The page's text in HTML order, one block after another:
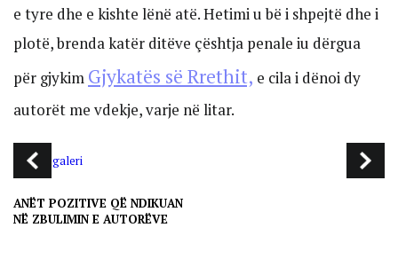
e tyre dhe e kishte lënë atë. Hetimi u bë i shpejtë dhe i
plotë, brenda katër ditëve çështja penale iu dërgua
për gjykim Gjykatës së Rrethit, e cila i dënoi dy
autorët me vdekje, varje në litar.
ANËT POZITIVE QË NDIKUAN
NË ZBULIMIN E AUTORËVE